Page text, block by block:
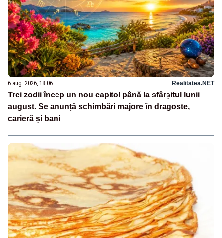
6 aug. 2026, 18:06 Realitatea.NET
Trei zodii încep un nou capitol până la sfârșitul lunii
august. Se anunță schimbări majore în dragoste,
carieră și bani